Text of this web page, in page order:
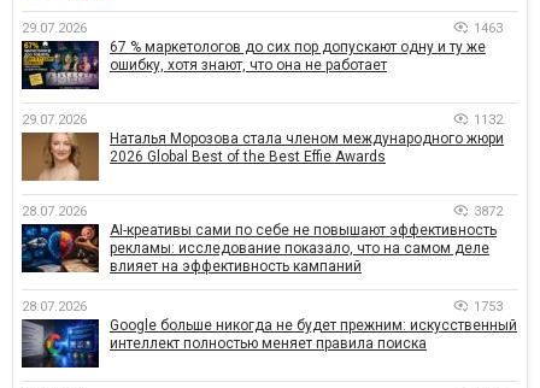
29.07.2026 1463
67 % маркетологов до сих пор допускают одну и ту же
ошибку, хотя знают, что она не работает
29.07.2026 1132
Наталья Морозова стала членом международного жюри
2026 Global Best of the Best Effie Awards
28.07.2026 3872
AI-креативы сами по себе не повышают эффективность
рекламы: исследование показало, что на самом деле
влияет на эффективность кампаний
28.07.2026 1753
Google больше никогда не будет прежним: искусственный
интеллект полностью меняет правила поиска